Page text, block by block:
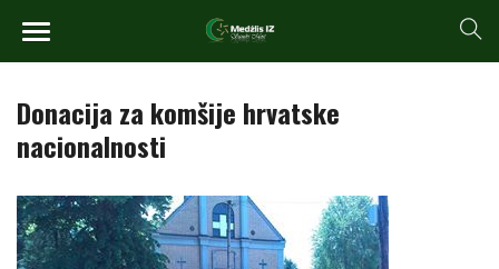
Donacija za komšije hrvatske
nacionalnosti